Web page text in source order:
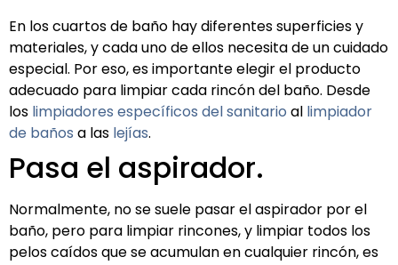
En los cuartos de baño hay diferentes superficies y
materiales, y cada uno de ellos necesita de un cuidado
especial. Por eso, es importante elegir el producto
adecuado para limpiar cada rincón del baño. Desde
los limpiadores específicos del sanitario al limpiador
de baños a las lejías.
Pasa el aspirador.
Normalmente, no se suele pasar el aspirador por el
baño, pero para limpiar rincones, y limpiar todos los
pelos caídos que se acumulan en cualquier rincón, es